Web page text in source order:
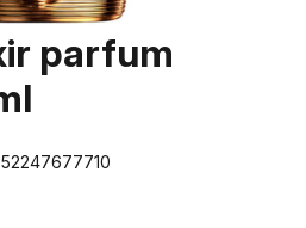
parfum